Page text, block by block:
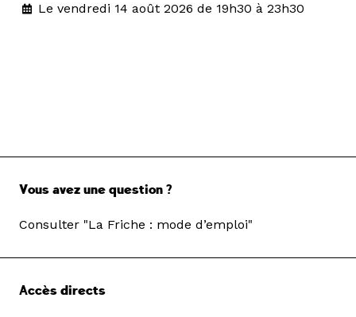
Le vendredi 14 août 2026 de 19h30 à 23h30
Vous avez une question ?
Consulter "La Friche : mode d’emploi"
Accès directs